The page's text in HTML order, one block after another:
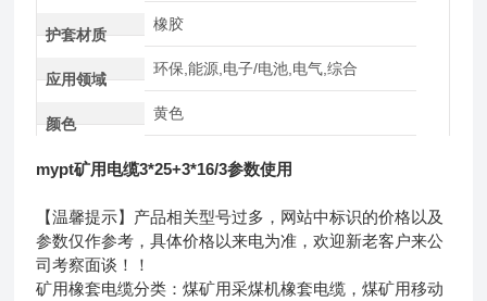
护套材质
橡胶
应用领域
环保,能源,电子/电池,电气,综合
颜色
黄色
mypt矿用电缆3*25+3*16/3参数使用
【温馨提示】产品相关型号过多，网站中标识的价格以及
参数仅作参考，具体价格以来电为准，欢迎新老客户来公
司考察面谈！！
矿用橡套电缆分类：煤矿用采煤机橡套电缆，煤矿用移动